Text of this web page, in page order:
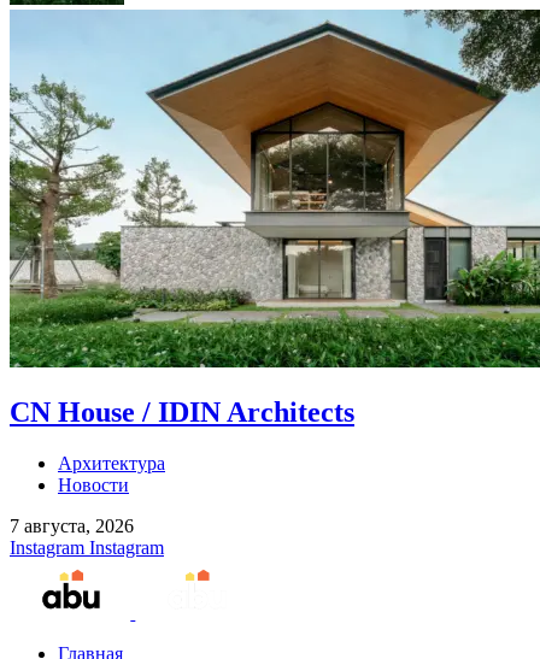
CN House / IDIN Architects
Архитектура
Новости
7 августа, 2026
Instagram Instagram
Главная